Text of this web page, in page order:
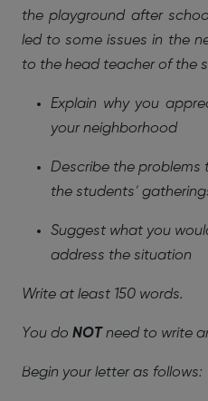
the playground after
led to some issues in the
to the head teacher of the
Explain why you
your neighborhood
Describe the problems
the students’
Suggest what you
address the situation
Write at least 150 words.
You do NOTneed to write
Begin your letter as follows: